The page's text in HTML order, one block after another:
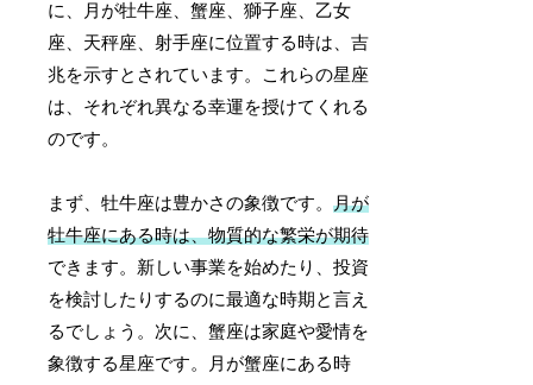
に、月が牡牛座、蟹座、獅子座、乙女
座、天秤座、射手座に位置する時は、吉
兆を示すとされています。これらの星座
は、それぞれ異なる幸運を授けてくれる
のです。
まず、牡牛座は豊かさの象徴です。月が
牡牛座にある時は、物質的な繁栄が期待
できます。新しい事業を始めたり、投資
を検討したりするのに最適な時期と言え
るでしょう。次に、蟹座は家庭や愛情を
象徴する星座です。月が蟹座にある時